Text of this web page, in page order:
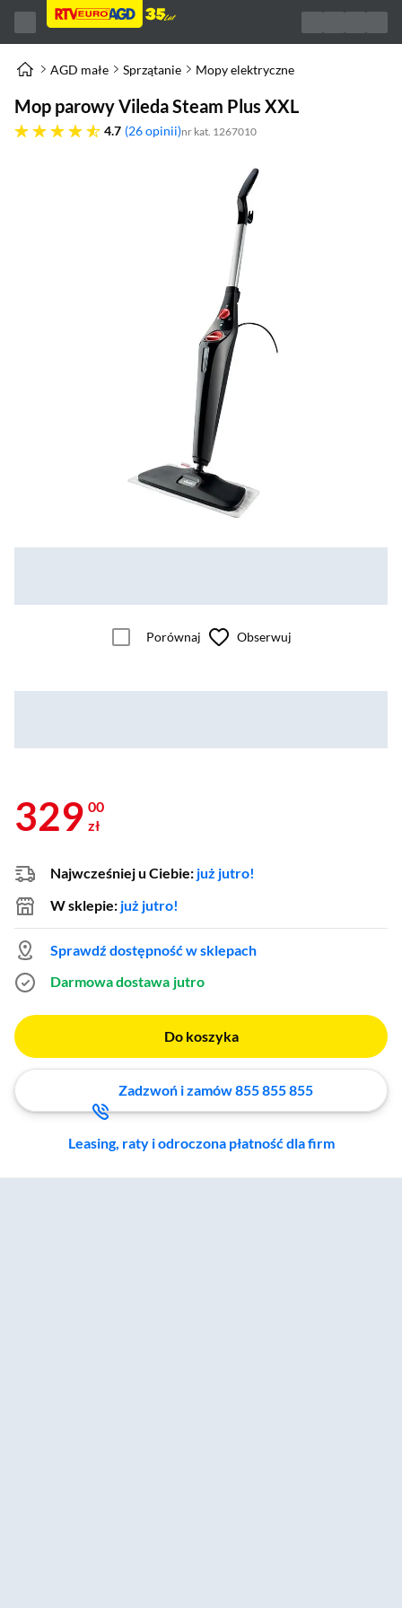
AGD małe Sprzątanie Mopy elektryczne
Mop parowy Vileda Steam Plus XXL
4.7
4.7 gwiazdek 26 opinii nr kat. 1267010
Porównaj Obserwuj
329 00
zł
Najwcześniej u Ciebie: już jutro!
W sklepie: już jutro!
Sprawdź dostępność w sklepach
Darmowa dostawa jutro
Do koszyka
Zadzwoń i zamów 855 855 855
Leasing, raty i odroczona płatność dla firm